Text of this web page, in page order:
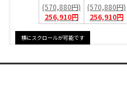
(570,880円)
256,910円
(570,880円)
256,910円